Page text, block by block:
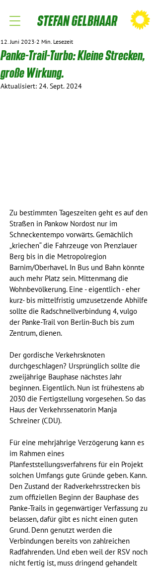
STEFAN GELBHAAR
Panke-Trail-Turbo: Kleine Strecken,
große Wirkung.
12. Juni 2023 2 Min. Lesezeit
Aktualisiert: 24. Sept. 2024
Zu bestimmten Tageszeiten geht es auf den
Straßen in Pankow Nordost nur im
Schneckentempo vorwärts. Gemächlich
„kriechen“ die Fahrzeuge von Prenzlauer
Berg bis in die Metropolregion
Barnim/Oberhavel. In Bus und Bahn könnte
auch mehr Platz sein. Mittenmang die
Wohnbevölkerung. Eine - eigentlich - eher
kurz- bis mittelfristig umzusetzende Abhilfe
sollte die Radschnellverbindung 4, vulgo
der Panke-Trail von Berlin-Buch bis zum
Zentrum, dienen.
Der gordische Verkehrsknoten
durchgeschlagen? Ursprünglich sollte die
zweijährige Bauphase nächstes Jahr
beginnen. Eigentlich. Nun ist frühestens ab
2030 die Fertigstellung vorgesehen. So das
Haus der Verkehrssenatorin Manja
Schreiner (CDU).
Für eine mehrjährige Verzögerung kann es
im Rahmen eines
Planfeststellungsverfahrens für ein Projekt
solchen Umfangs gute Gründe geben. Kann.
Den Zustand der Radverkehrsstrecken bis
zum offiziellen Beginn der Bauphase des
Panke-Trails in gegenwärtiger Verfassung zu
belassen, dafür gibt es nicht einen guten
Grund. Denn genutzt werden die
Verbindungen bereits von zahlreichen
Radfahrenden. Und eben weil der RSV noch
nicht fertig ist, muss dringend gehandelt